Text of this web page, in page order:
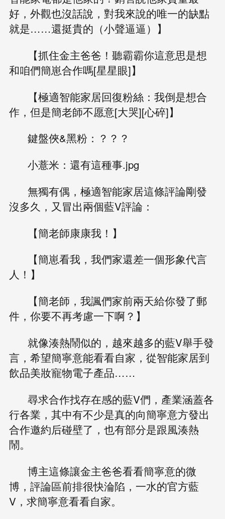
好，外觀也沒話說，對我來說的唯一的缺點
就是……還挺貴的（小聲逼逼）】
【抓住金主爸爸！聽霸霸你這意思是想
和咱們簡崽合作嗎[星星眼]】
【極適智能家居回復粉絲：我倒是想合
作，但是簡老師不愿意[大哭][心碎]】
鍵盤俠&黑粉：？？？
小薏米：還有這種事.jpg
無獨有偶，極適智能家居這條評論剛發
沒多久，又冒出兩個藍V評論：
【簡老師康康我！】
【簡崽看我，我們家還差一個形象代言
人！】
【簡老師，我諷們家前兩天給你發了郵
件，你要不再考慮一下啊？】
就像湊熱鬧似的，越來越多的藍V舉手發
言，希望簡寧意能看看自家，從智能家居到
飲品美妝寵物電子產品……
尋求合作找存在感的藍V們，產業涵蓋各
行各業，其中有不少是真的向簡寧意方發出
合作邀約后碰壁了，也有部分是跟風湊熱
鬧。
博主這條讓金主爸爸看看簡寧意的微
博，評論區前排很快淪陷，一水的官方藍
V，求簡寧意看看自家。